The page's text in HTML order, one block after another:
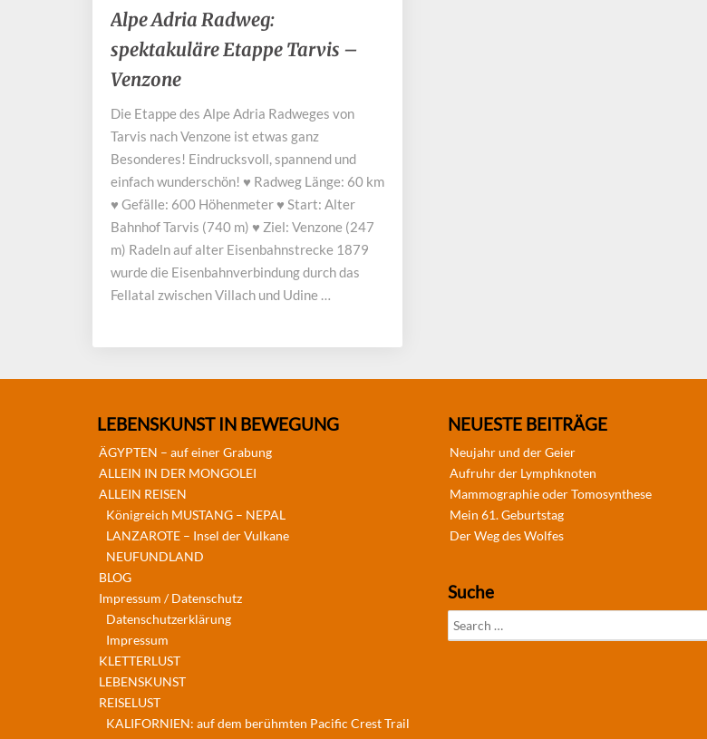
Alpe
Adria
Radweg:
spektakuläre
Etappe
Tarvis
–
Alpe Adria Radweg:
spektakuläre Etappe Tarvis –
Venzone
Die Etappe des Alpe Adria Radweges von
Tarvis nach Venzone ist etwas ganz
Besonderes! Eindrucksvoll, spannend und
einfach wunderschön! ♥ Radweg Länge: 60 km
♥ Gefälle: 600 Höhenmeter ♥ Start: Alter
Bahnhof Tarvis (740 m) ♥ Ziel: Venzone (247
m) Radeln auf alter Eisenbahnstrecke 1879
wurde die Eisenbahnverbindung durch das
Fellatal zwischen Villach und Udine …
LEBENSKUNST IN BEWEGUNG
ÄGYPTEN – auf einer Grabung
ALLEIN IN DER MONGOLEI
ALLEIN REISEN
Königreich MUSTANG – NEPAL
LANZAROTE – Insel der Vulkane
NEUFUNDLAND
BLOG
Impressum / Datenschutz
Datenschutzerklärung
Impressum
KLETTERLUST
LEBENSKUNST
REISELUST
KALIFORNIEN: auf dem berühmten Pacific Crest Trail
NEUESTE BEITRÄGE
Neujahr und der Geier
Aufruhr der Lymphknoten
Mammographie oder Tomosynthese
Mein 61. Geburtstag
Der Weg des Wolfes
Suche
Search
for: